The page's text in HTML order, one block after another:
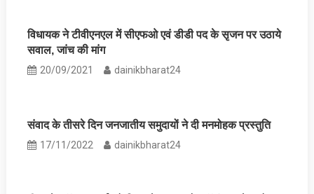
विधायक ने टीवीएनएल में सीएफओ एवं डीडी पद के सृजन पर उठाये
सवाल, जांच की मांग
20/09/2021 dainikbharat24
संवाद के तीसरे दिन जनजातीय समुदायों ने दी मनमोहक प्रस्तुति
17/11/2022 dainikbharat24